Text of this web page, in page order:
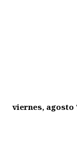
viernes, agosto